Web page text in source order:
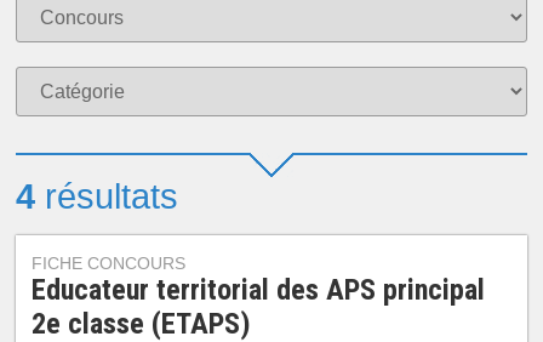
4 résultats
FICHE CONCOURS
Educateur territorial des APS principal
2e classe (ETAPS)